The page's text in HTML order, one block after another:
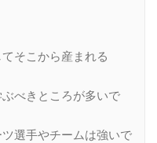
そこから産まれる
べきところが多いで
選手やチームは強いで